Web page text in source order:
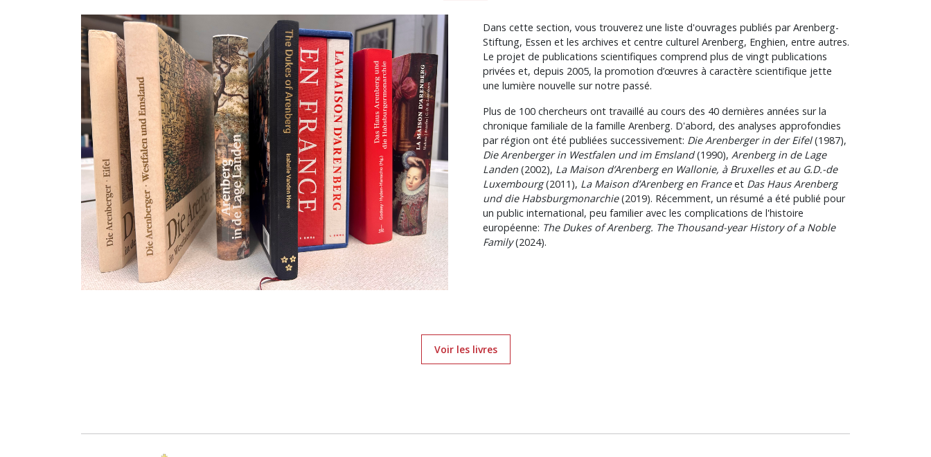
Dans cette section, vous trouverez une liste d'ouvrages publiés par Arenberg-
Stiftung, Essen et les archives et centre culturel Arenberg, Enghien, entre autres.
Le projet de publications scientifiques comprend plus de vingt publications
privées et, depuis 2005, la promotion d’œuvres à caractère scientifique jette
une lumière nouvelle sur notre passé.
Plus de 100 chercheurs ont travaillé au cours des 40 dernières années sur la
chronique familiale de la famille Arenberg. D'abord, des analyses approfondies
par région ont été publiées successivement: Die Arenberger in der Eifel(1987),
Die Arenberger in Westfalen und im Emsland(1990), Arenberg in de Lage
Landen (2002), La Maison d’Arenberg en Wallonie, à Bruxelles et au G.D.-de
Luxembourg(2011), La Maison d’Arenberg en Franceet Das Haus Arenberg
und die Habsburgmonarchie(2019). Récemment, un résumé a été publié pour
un public international, peu familier avec les complications de l'histoire
européenne: The Dukes of Arenberg. The Thousand-year History of a Noble
Family(2024).
Voir les livres